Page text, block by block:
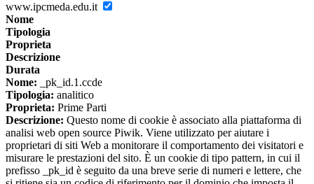
www.ipcmeda.edu.it
Nome
Tipologia
Proprieta
Descrizione
Durata
Nome: _pk_id.1.ccde
Tipologia: analitico
Proprieta: Prime Parti
Descrizione: Questo nome di cookie è associato alla piattaforma di
analisi web open source Piwik. Viene utilizzato per aiutare i
proprietari di siti Web a monitorare il comportamento dei visitatori e
misurare le prestazioni del sito. È un cookie di tipo pattern, in cui il
prefisso _pk_id è seguito da una breve serie di numeri e lettere, che